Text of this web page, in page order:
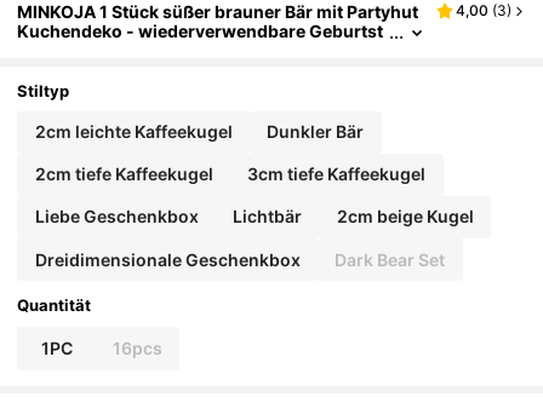
MINKOJA 1 Stück süßer brauner Bär mit Partyhut
Kuchendeko - wiederverwendbare Geburtst
merfeste, Kuchendekoration, Weihnachten
4,00 (3)
Stiltyp
2cm leichte Kaffeekugel Dunkler Bär
2cm tiefe Kaffeekugel 3cm tiefe Kaffeekugel
Liebe Geschenkbox Lichtbär 2cm beige Kugel
Dreidimensionale Geschenkbox Dark Bear Set
Quantität
1PC 16pcs